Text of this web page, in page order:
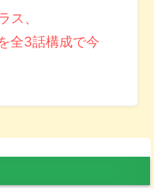
ス、
全3話構成で今